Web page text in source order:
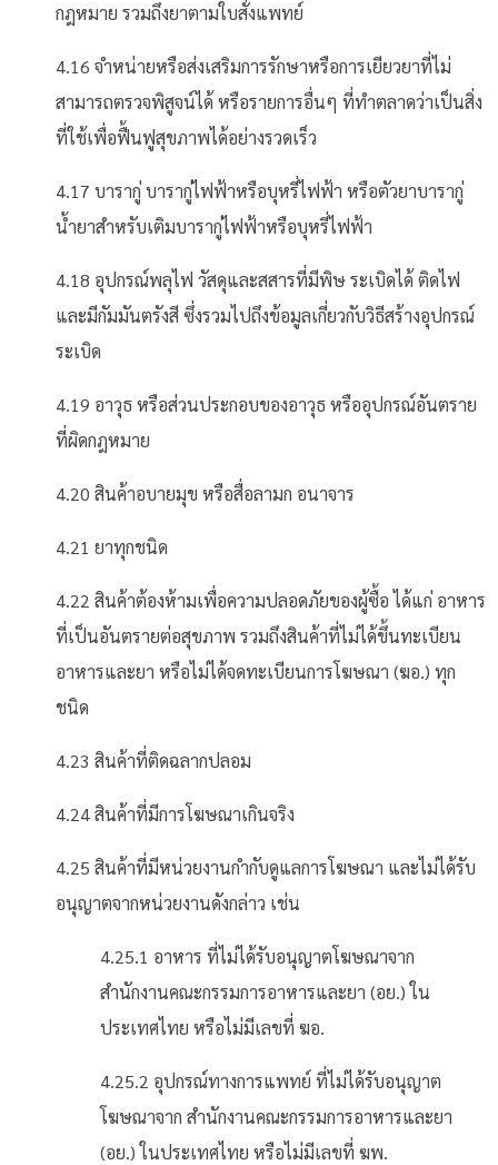
กฎหมาย รวมถึงยาตามใบสั่งแพทย์
4.16 จำหน่ายหรือส่งเสริมการรักษาหรือการเยียวยาที่ไม่
สามารถตรวจพิสูจน์ได้ หรือรายการอื่นๆ ที่ทำตลาดว่าเป็นสิ่ง
ที่ใช้เพื่อฟื้นฟูสุขภาพได้อย่างรวดเร็ว
4.17 บารากู่ บารากู่ไฟฟ้าหรือบุหรี่ไฟฟ้า หรือตัวยาบารากู่
น้ํายาสําหรับเติมบารากู่ไฟฟ้าหรือบุหรี่ไฟฟ้า
4.18 อุปกรณ์พลุไฟ วัสดุและสสารที่มีพิษ ระเบิดได้ ติดไฟ
และมีกัมมันตรังสี ซึ่งรวมไปถึงข้อมูลเกี่ยวกับวิธีสร้างอุปกรณ์
ระเบิด
4.19 อาวุธ หรือส่วนประกอบของอาวุธ หรืออุปกรณ์อันตราย
ที่ผิดกฎหมาย
4.20 สินค้าอบายมุข หรือสื่อลามก อนาจาร
4.21 ยาทุกชนิด
4.22 สินค้าต้องห้ามเพื่อความปลอดภัยของผู้ซื้อ ได้แก่ อาหาร
ที่เป็นอันตรายต่อสุขภาพ รวมถึงสินค้าที่ไม่ได้ขึ้นทะเบียน
อาหารและยา หรือไม่ได้จดทะเบียนการโฆษณา (ฆอ.) ทุก
ชนิด
4.23 สินค้าที่ติดฉลากปลอม
4.24 สินค้าที่มีการโฆษณาเกินจริง
4.25 สินค้าที่มีหน่วยงานกำกับดูแลการโฆษณา และไม่ได้รับ
อนุญาตจากหน่วยงานดังกล่าว เช่น
4.25.1 อาหาร ที่ไม่ได้รับอนุญาตโฆษณาจาก
สำนักงานคณะกรรมการอาหารและยา (อย.) ใน
ประเทศไทย หรือไม่มีเลขที่ ฆอ.
4.25.2 อุปกรณ์ทางการแพทย์ ที่ไม่ได้รับอนุญาต
โฆษณาจาก สำนักงานคณะกรรมการอาหารและยา
(อย.) ในประเทศไทย หรือไม่มีเลขที่ ฆพ.